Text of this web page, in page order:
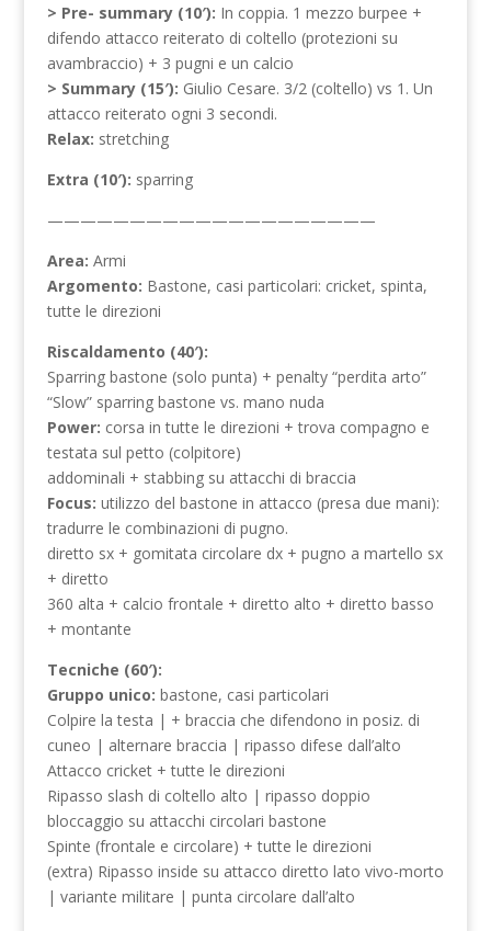
> Pre- summary (10′): In coppia. 1 mezzo burpee +
difendo attacco reiterato di coltello (protezioni su
avambraccio) + 3 pugni e un calcio
> Summary (15′): Giulio Cesare. 3/2 (coltello) vs 1. Un
attacco reiterato ogni 3 secondi.
Relax: stretching
Extra (10′): sparring
————————————————————
Area: Armi
Argomento: Bastone, casi particolari: cricket, spinta,
tutte le direzioni
Riscaldamento (40′):
Sparring bastone (solo punta) + penalty “perdita arto”
“Slow” sparring bastone vs. mano nuda
Power: corsa in tutte le direzioni + trova compagno e
testata sul petto (colpitore)
addominali + stabbing su attacchi di braccia
Focus: utilizzo del bastone in attacco (presa due mani):
tradurre le combinazioni di pugno.
diretto sx + gomitata circolare dx + pugno a martello sx
+ diretto
360 alta + calcio frontale + diretto alto + diretto basso
+ montante
Tecniche (60′):
Gruppo unico: bastone, casi particolari
Colpire la testa | + braccia che difendono in posiz. di
cuneo | alternare braccia | ripasso difese dall’alto
Attacco cricket + tutte le direzioni
Ripasso slash di coltello alto | ripasso doppio
bloccaggio su attacchi circolari bastone
Spinte (frontale e circolare) + tutte le direzioni
(extra) Ripasso inside su attacco diretto lato vivo-morto
| variante militare | punta circolare dall’alto